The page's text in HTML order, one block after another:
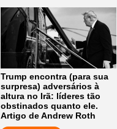
Trump encontra (para sua
surpresa) adversários à
altura no Irã: líderes tão
obstinados quanto ele.
Artigo de Andrew Roth